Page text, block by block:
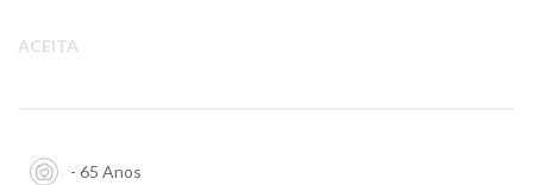
ACEITA
- 65 Anos